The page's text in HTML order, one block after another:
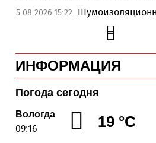
5.08.2026 15:22
на Белозерском шоссе в
превратили в «космическую»
5.08.2026 14:55 Улицу
Вологде отремонтируют
раньше срока
5.08.2026 13:47
Вологодская
в число лидеров по росту
5.08.2026 13:05 В День
ИНФОРМАЦИЯ
Погода сегодня
Вологда
09:16 19 °C